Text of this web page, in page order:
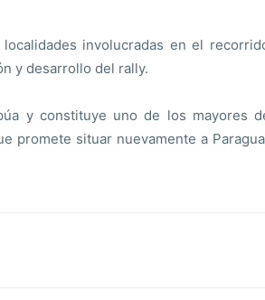
involucradas en el
y desarrollo del rally.
y constituye uno de los mayores
promete situar nuevamente a